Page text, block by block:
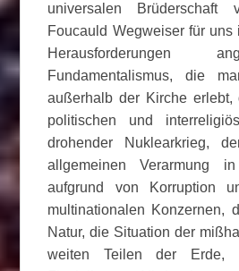
universalen
Foucauld Wegweiser für uns
Herausforderungen
Fundamentalismus, die
außerhalb der Kirche
politischen und
drohender Nuklearkrieg,
allgemeinen Verarmung
aufgrund von Korruption
multinationalen Konzernen,
Natur, die Situation der
weiten Teilen der Erde,